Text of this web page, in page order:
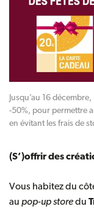
Jusqu’au 16
-50%, pour permettre
en évitant les frais de
(S’)offrir des
Vous habitez du
au pop-up storedu